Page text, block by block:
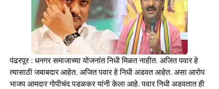
पंढरपूर : धनगर समाजाच्या योजनांत निधी मिळत नाहीत. अजित पवार हे
त्यासाठी जबाबदार आहेत. अजित पवार हे निधी अडवत आहेत. असा आरोप
भाजप आमदार गोपीचंद पडळकर यांनी केला आहे. पवार निधी अडवतात ही